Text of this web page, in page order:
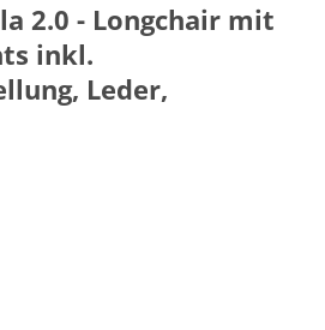
2.0 - Longchair mit
inkl.
Leder,